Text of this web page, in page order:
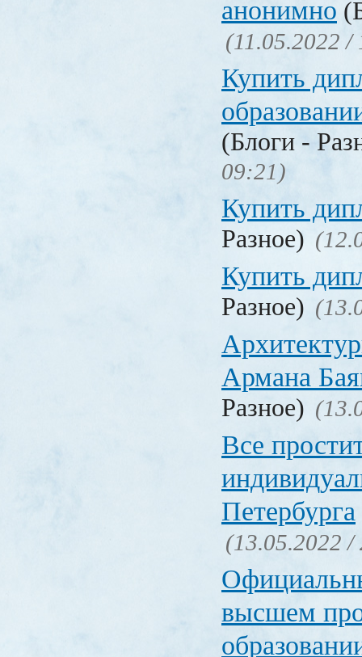
анонимно
(11.05.2022 /
Купить
(Блоги -
09:21)
Купить
Разное)
Купить
Разное)
Армана
Разное)
Все
Петербурга
(13.05.2022 /
высшем